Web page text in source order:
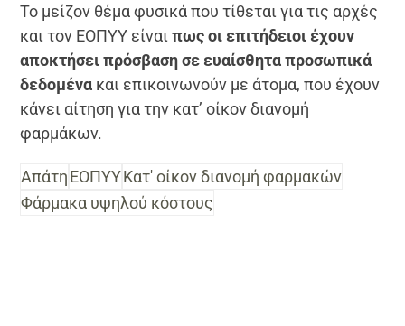
Το μείζον θέμα φυσικά που τίθεται για τις αρχές
και τον ΕΟΠΥΥ είναιπως οι επιτήδειοι έχουν
αποκτήσει πρόσβαση σε ευαίσθητα προσωπικά
δεδομένα και επικοινωνούν με άτομα, που έχουν
κάνει αίτηση για την κατ’ οίκον διανομή
φαρμάκων.
ΑπάτηΕΟΠΥΥΚατ' οίκον διανομή φαρμακών
Φάρμακα υψηλού κόστους